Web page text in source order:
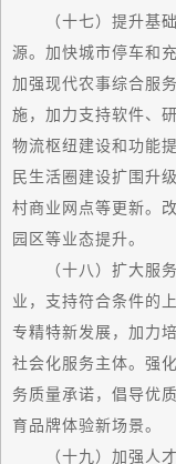
（十七）提升基础
源。加快城市停车和
加强现代农事综合服
施，加力支持软件、
物流枢纽建设和功能
民生活圈建设扩围升
村商业网点等更新。
园区等业态提升。
（十八）扩大服务
业，支持符合条件的
专精特新发展，加力
社会化服务主体。强
务质量承诺，倡导优
育品牌体验新场景。
（十九）加强人才